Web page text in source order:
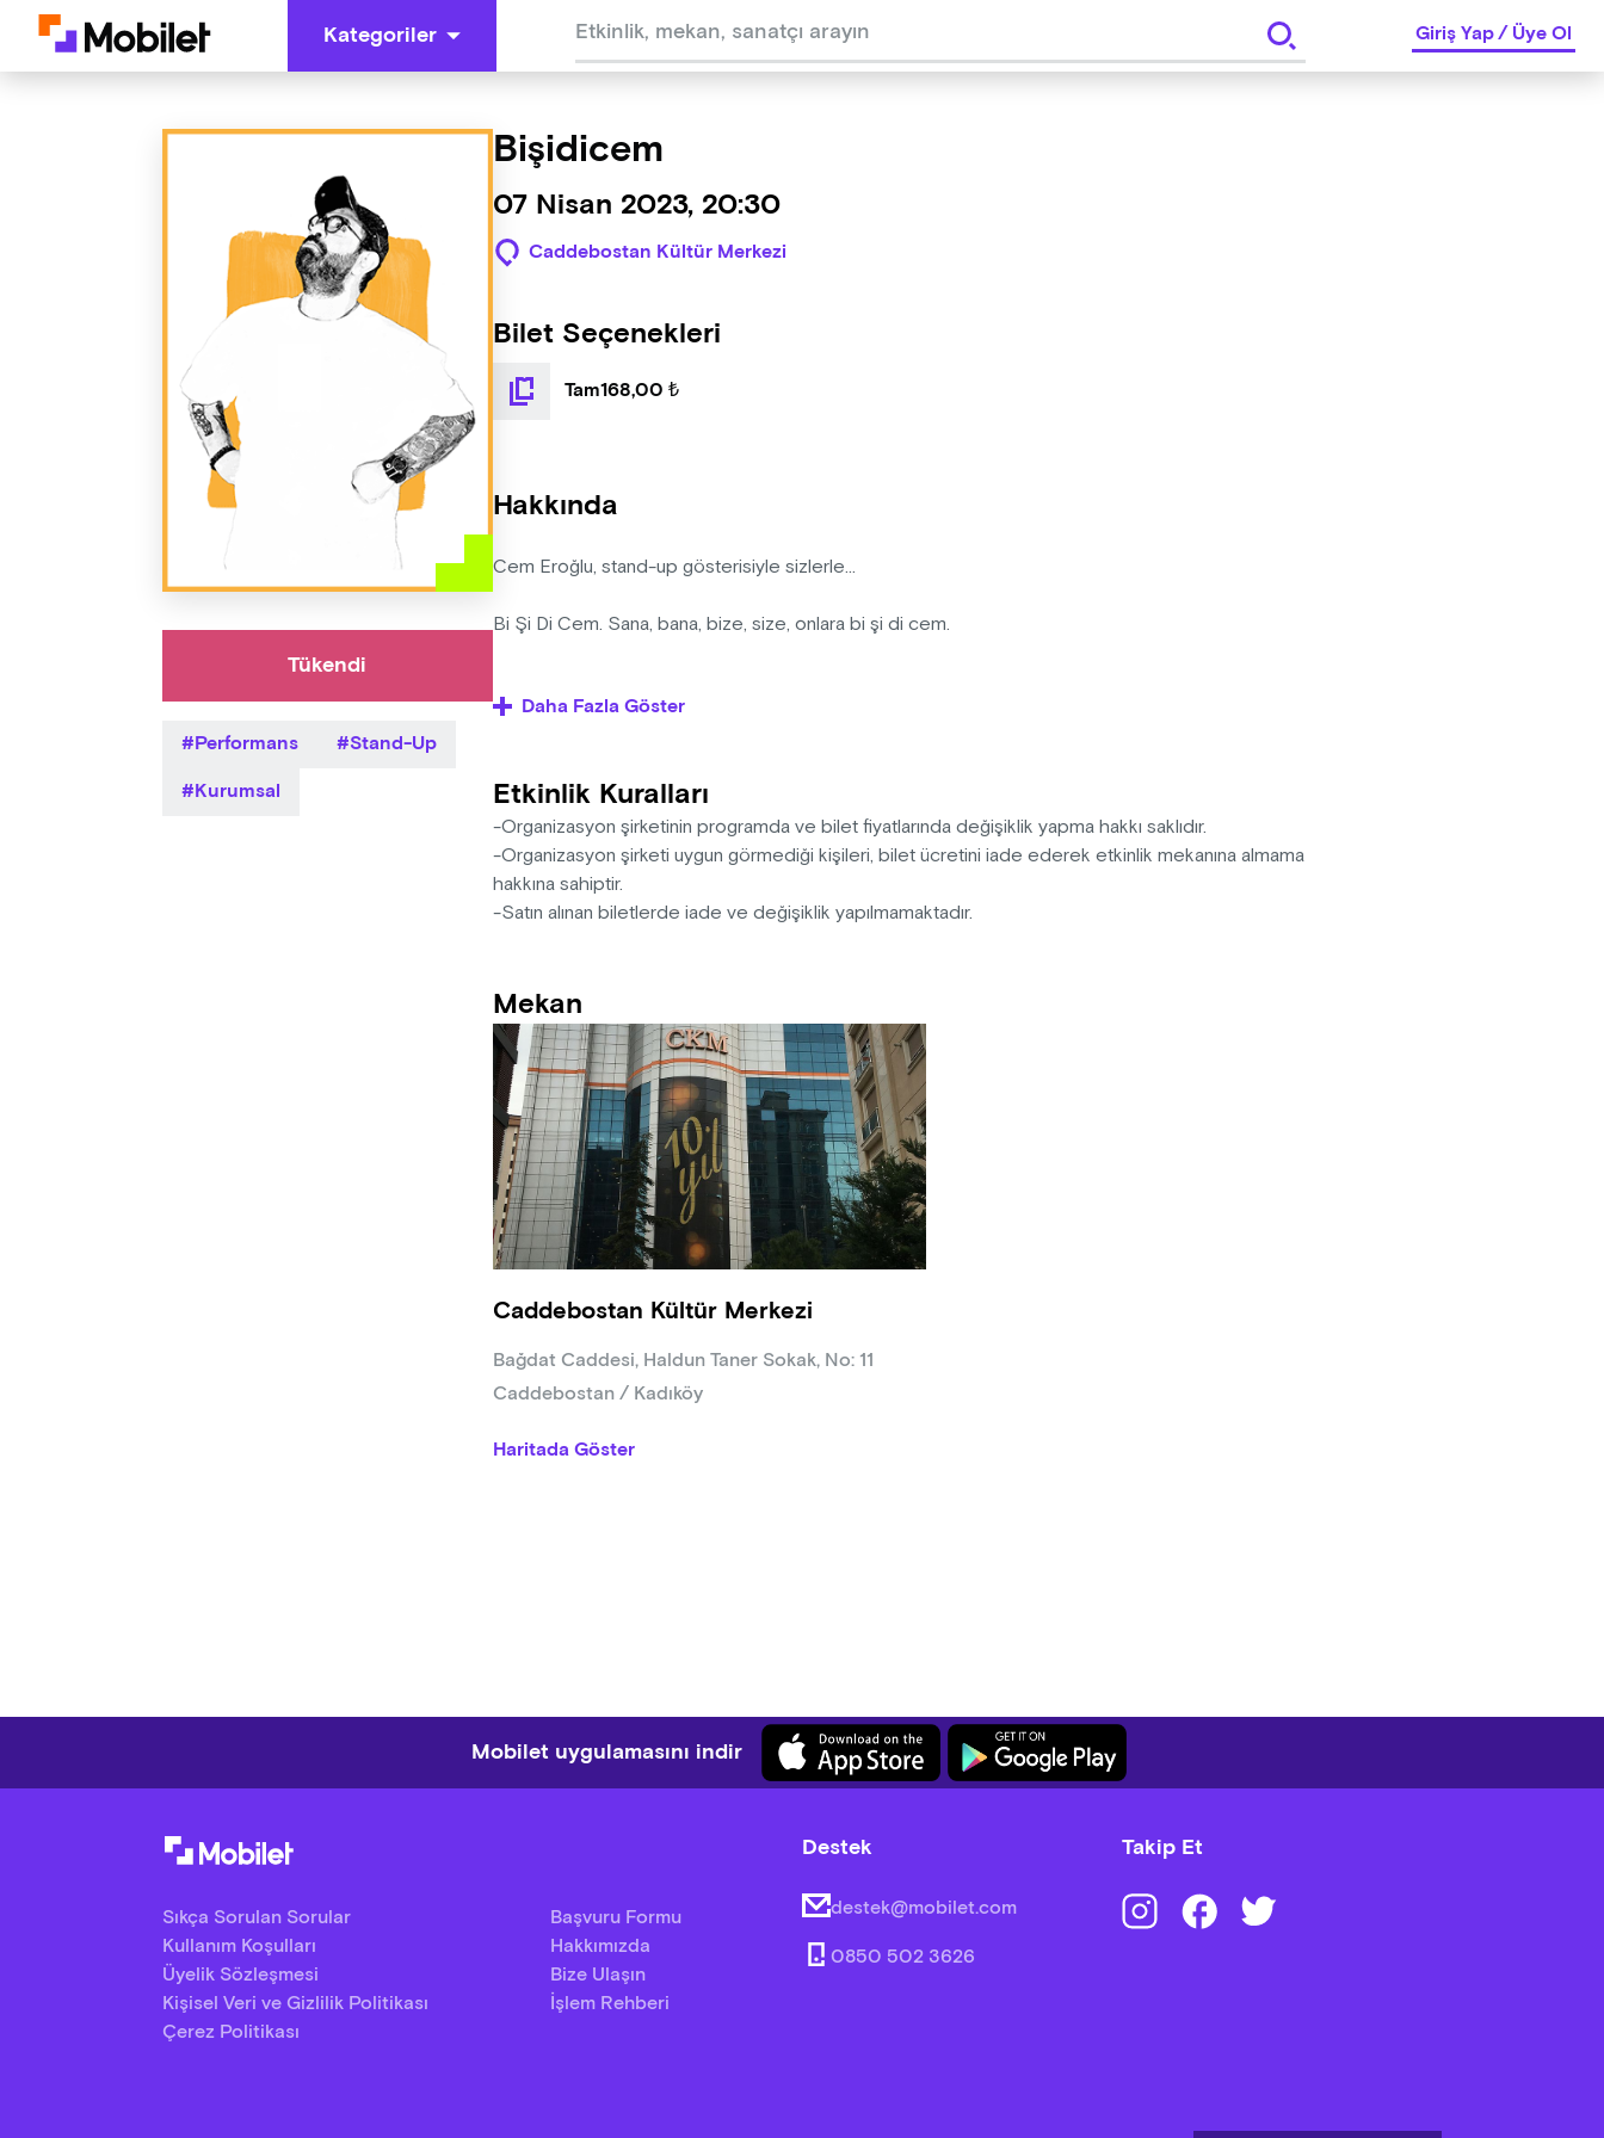
Kategoriler Giriş Yap/Üye Ol
Tükendi
Performans
Stand-Up
Kurumsal
Bişidicem
07 Nisan 2023, 20:30
Caddebostan Kültür Merkezi
Bilet Seçenekleri
Tam168,00 ₺
Hakkında
Cem Eroğlu, stand-up gösterisiyle sizlerle...
Bi Şi Di Cem. Sana, bana, bize, size, onlara bi şi di cem.
Son Bi Şi Di Cem’ci Cem Eroğlu, yeni sezonda yepyeni gösterisiyle hazır ve nâzır.
Daha Fazla Göster
Etkinlik Kuralları
-Organizasyon şirketinin programda ve bilet fiyatlarında değişiklik yapma hakkı saklıdır.
-Organizasyon şirketi uygun görmediği kişileri, bilet ücretini iade ederek etkinlik mekanına almama
hakkına sahiptir.
-Satın alınan biletlerde iade ve değişiklik yapılmamaktadır.
Mekan
Caddebostan Kültür Merkezi
Bağdat Caddesi, Haldun Taner Sokak, No: 11
Caddebostan / Kadıköy
Haritada Göster
Mobilet uygulamasını indir
Sıkça Sorulan Sorular
Kullanım Koşulları
Üyelik Sözleşmesi
Kişisel Veri ve Gizlilik Politikası
Çerez Politikası
Başvuru Formu
Hakkımızda
Bize Ulaşın
İşlem Rehberi
Destek
destek@mobilet.com
0850 502 3626
Takip Et